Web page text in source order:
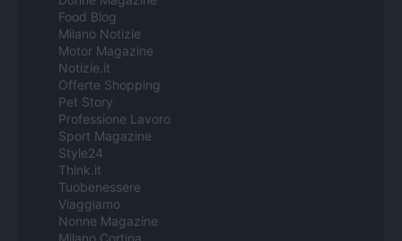
Food Blog
Milano Notizie
Motor Magazine
Notizie.it
Offerte Shopping
Pet Story
Professione Lavoro
Sport Magazine
Style24
Think.it
Tuobenessere
Viaggiamo
Nonne Magazine
Milano Cortina